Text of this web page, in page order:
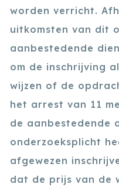
worden verricht.
uitkomsten van dit
aanbestedende
om de inschrijving
wijzen of de
het arrest van 11
de aanbestedende
onderzoeksplicht
afgewezen
dat de prijs van de